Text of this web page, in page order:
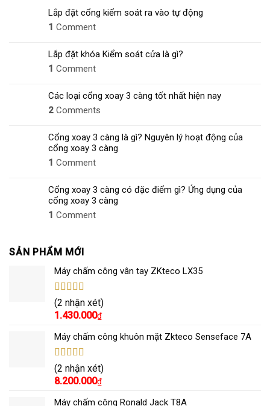
Lắp đặt cổng kiểm soát ra vào tự động
1 Comment
Lắp đặt khóa Kiểm soát cửa là gì?
1 Comment
Các loại cổng xoay 3 càng tốt nhất hiện nay
2 Comments
Cổng xoay 3 càng là gì? Nguyên lý hoạt động của
cổng xoay 3 càng
1 Comment
Cổng xoay 3 càng có đặc điểm gì? Ứng dụng của
cổng xoay 3 càng
1 Comment
SẢN PHẨM MỚI
Máy chấm công vân tay ZKteco LX35
Được xếp
hạng5.005
sao
(2 nhận xét)
1.430.000₫
Máy chấm công khuôn mặt Zkteco Senseface 7A
Được xếp
hạng5.005
sao
(2 nhận xét)
8.200.000₫
Máy chấm công Ronald Jack T8A